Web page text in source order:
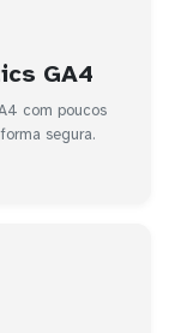
GA4
com poucos
segura.